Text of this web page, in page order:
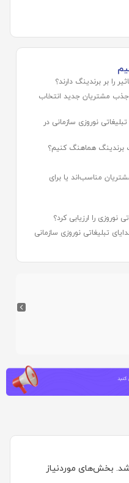
را بر برندینگ دارند؟
جذب مشتریان جدید انتخاب
نوروزی سازمانی در
برندینگ هماهنگ کنیم؟
مناسب‌اند یا برای
نوروزی را ارزیابی کرد؟
تبلیغاتی نوروزی سازمانی
بخش‌های موردنیاز